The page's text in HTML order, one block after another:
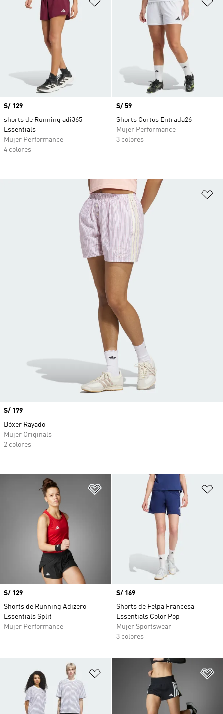
Precio
S/ 129
shorts de Running adi365
Essentials
Mujer Performance
4 colores
Precio
S/ 59
Shorts Cortos Entrada26
Mujer Performance
3 colores
Añadir a la lista de deseos
Precio
S/ 129
Shorts de Running Adizero
Essentials Split
Mujer Performance
Precio
S/ 169
Shorts de Felpa Francesa
Essentials Color Pop
Mujer Sportswear
3 colores
Añadir a la lista de deseos
Precio
S/ 179
Bóxer Rayado
Mujer Originals
2 colores